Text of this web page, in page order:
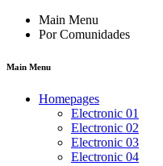
Main Menu
Por Comunidades
Main Menu
Homepages
Electronic 01
Electronic 02
Electronic 03
Electronic 04